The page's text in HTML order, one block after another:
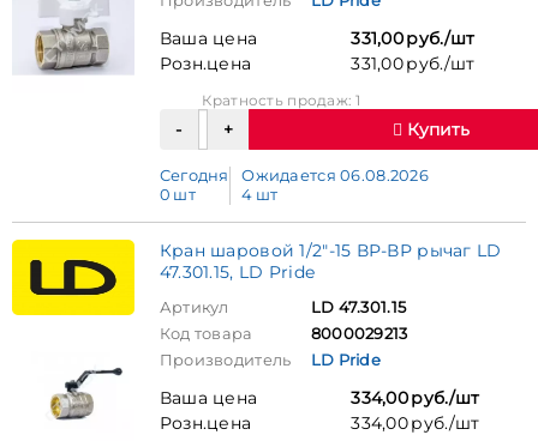
Ваша цена
331,00 руб./шт
Розн.цена
331,00 руб./шт
Кратность продаж: 1
Купить
Сегодня
0 шт
Ожидается 06.08.2026
4 шт
Кран шаровой 1/2"-15 ВР-ВР рычаг LD
47.301.15, LD Pride
Артикул
LD 47.301.15
Код товара
8000029213
Производитель
LD Pride
Ваша цена
334,00 руб./шт
Розн.цена
334,00 руб./шт